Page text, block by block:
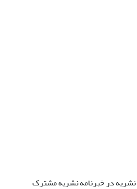
نشریه در خبرنامه نشریه مشترک